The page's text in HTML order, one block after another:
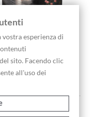
Chasselat / Prot 1817
€
esperienza di
sito. Facendo clic
all'uso dei